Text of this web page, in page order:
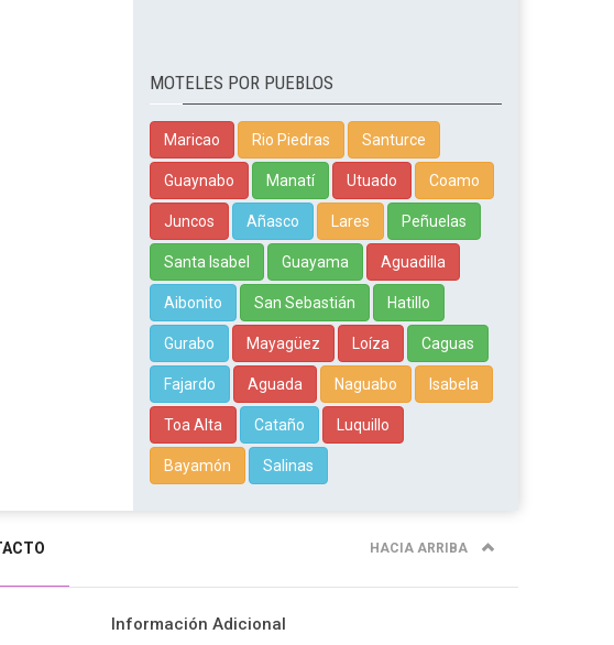
MOTELES POR PUEBLOS
Maricao Rio Piedras Santurce
Guaynabo Manatí Utuado Coamo
Juncos Añasco Lares Peñuelas
Santa Isabel Guayama Aguadilla
Aibonito San Sebastián Hatillo
Gurabo Mayagüez Loíza Caguas
Fajardo Aguada Naguabo Isabela
Toa Alta Cataño Luquillo
Bayamón Salinas
HACIA ARRIBA
Información Adicional